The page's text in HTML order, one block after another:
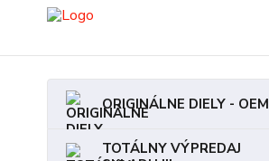
ORIGINÁLNE DIELY - OEM
TOTÁLNY VÝPREDAJ